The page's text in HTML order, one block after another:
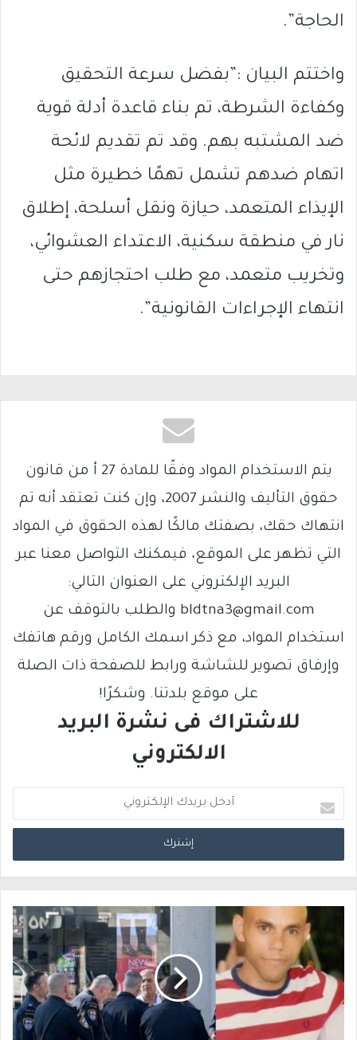
الحاجة”.
واختتم البيان :”بفضل سرعة التحقيق
وكفاءة الشرطة، تم بناء قاعدة أدلة قوية
ضد المشتبه بهم. وقد تم تقديم لائحة
اتهام ضدهم تشمل تهمًا خطيرة مثل
الإيذاء المتعمد، حيازة ونقل أسلحة، إطلاق
نار في منطقة سكنية، الاعتداء العشوائي،
وتخريب متعمد، مع طلب احتجازهم حتى
انتهاء الإجراءات القانونية”.
يتم الاستخدام المواد وفقًا للمادة 27 أ من قانون
حقوق التأليف والنشر 2007، وإن كنت تعتقد أنه تم
انتهاك حقك، بصفتك مالكًا لهذه الحقوق في المواد
التي تظهر على الموقع، فيمكنك التواصل معنا عبر
البريد الإلكتروني على العنوان التالي:
bldtna3@gmail.com والطلب بالتوقف عن
استخدام المواد، مع ذكر اسمك الكامل ورقم هاتفك
وإرفاق تصوير للشاشة ورابط للصفحة ذات الصلة
على موقع بلدتنا. وشكرًا!
للاشتراك فى نشرة البريد
الالكتروني
د
خ
د